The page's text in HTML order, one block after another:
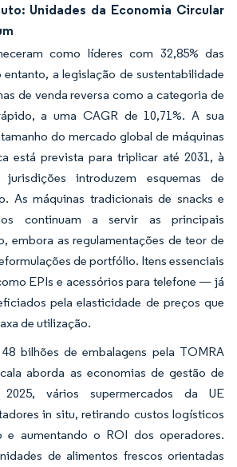
Unidades da Economia Circular
como líderes com 32,85% das
entanto, a legislação de sustentabilidade
de venda reversa como a categoria de
a uma CAGR de 10,71%. A sua
do mercado global de máquinas
está prevista para triplicar até 2031, à
introduzem esquemas de
As máquinas tradicionais de snacks e
continuam a servir as principais
embora as regulamentações de teor de
de portfólio. Itens essenciais
EPIs e acessórios para telefone — já
pela elasticidade de preços que
de utilização.
bilhões de embalagens pela TOMRA
aborda as economias de gestão de
2025, vários supermercados da UE
in situ, retirando custos logísticos
aumentando o ROI dos operadores.
de alimentos frescos orientadas